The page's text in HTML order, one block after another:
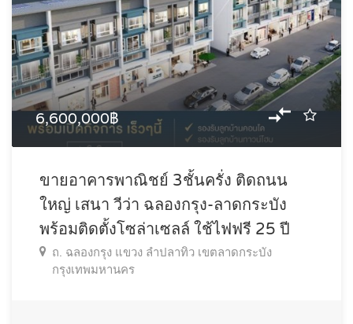
6,600,000฿
ขายอาคารพาณิชย์ 3ชั้นครั่ง ติดถนน
ใหญ่ เสนา วีว่า ฉลองกรุง-ลาดกระบัง
พร้อมติดตั้งโซล่าเซลล์ ใช้ไฟฟรี 25 ปี
ถ. ฉลองกรุง แขวง ลำปลาทิว เขตลาดกระบัง
กรุงเทพมหานคร